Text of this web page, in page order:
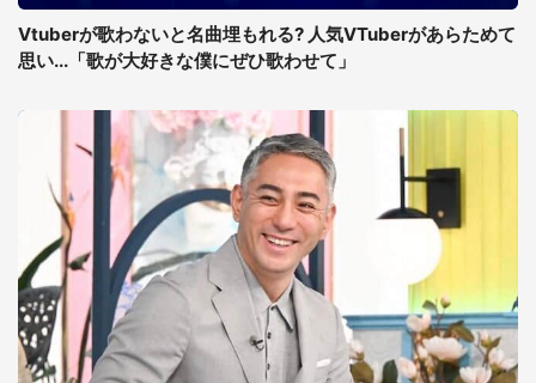
Vtuberが歌わないと名曲埋もれる? 人気VTuberがあらためて
思い...「歌が大好きな僕にぜひ歌わせて」